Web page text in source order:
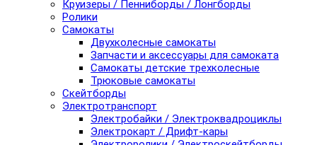
Круизеры / Пенниборды / Лонгборды
Ролики
Самокаты
Двухколесные самокаты
Запчасти и аксессуары для самоката
Самокаты детские трехколесные
Трюковые самокаты
Скейтборды
Электротранспорт
Электробайки / Электроквадроциклы
Электрокарт / Дрифт-кары